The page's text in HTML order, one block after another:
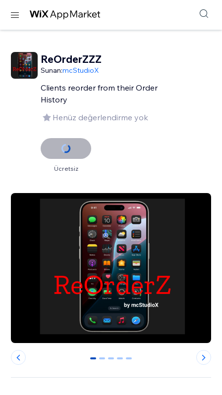
ReOrderZZZ
Sunan:mcStudioX
Clients reorder from their Order
History
Henüz değerlendirme yok
Ücretsiz
0 1 2 3 4